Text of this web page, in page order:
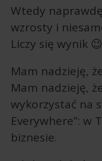
Wtedy
wzrosty i
Liczy się wynik 😉
Mam nadzieję,
Mam nadzieję,
wykorzystać na
Everywhere”: w
biznesie.